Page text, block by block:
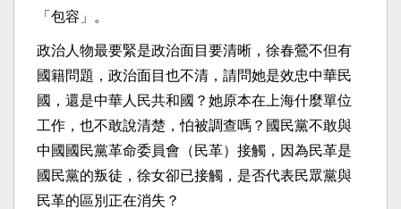
「包容」。
政治人物最要緊是政治面目要清晰，徐春鶯不但有
國籍問題，政治面目也不清，請問她是效忠中華民
國，還是中華人民共和國？她原本在上海什麼單位
工作，也不敢說清楚，怕被調查嗎？國民黨不敢與
中國國民黨革命委員會（民革）接觸，因為民革是
國民黨的叛徒，徐女卻已接觸，是否代表民眾黨與
民革的區別正在消失？